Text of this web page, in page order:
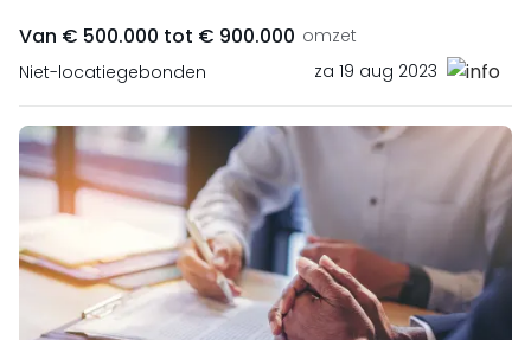
Van € 500.000 tot € 900.000 omzet
Niet-locatiegebonden
za 19 aug 2023